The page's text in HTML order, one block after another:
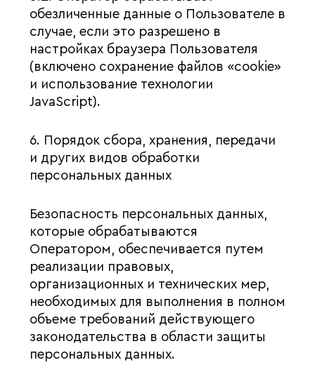
обезличенные данные о Пользователе в
случае, если это разрешено в
настройках браузера Пользователя
(включено сохранение файлов «cookie»
и использование технологии
JavaScript).
6. Порядок сбора, хранения, передачи
и других видов обработки
персональных данных
Безопасность персональных данных,
которые обрабатываются
Оператором, обеспечивается путем
реализации правовых,
организационных и технических мер,
необходимых для выполнения в полном
объеме требований действующего
законодательства в области защиты
персональных данных.